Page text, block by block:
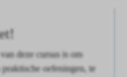
deze cursus is om
oefeningen, te